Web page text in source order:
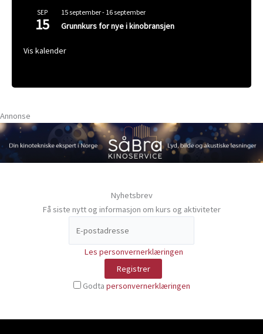
SEP
15
15 september- 16 september
Grunnkurs for nye i kinobransjen
Vis kalender
Annonse
Nyhetsbrev
Få siste nytt og informasjon om kurs og aktiviteter
Les personvernerklæringen
Godta personvernerklæringen